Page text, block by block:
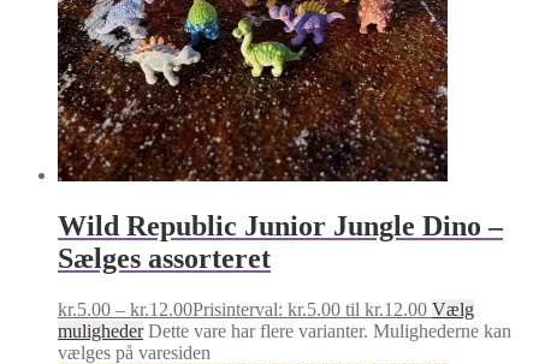
Wild Republic Junior Jungle Dino –
Sælges assorteret
kr.5.00 – kr.12.00Prisinterval: kr.5.00 til kr.12.00 Vælg
muligheder Dette vare har flere varianter. Mulighederne kan
vælges på varesiden